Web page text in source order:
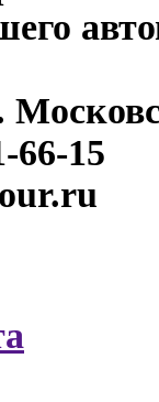
66-15